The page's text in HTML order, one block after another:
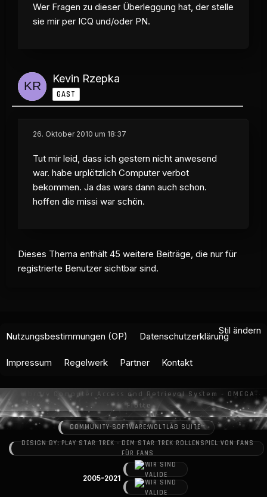
Wer Fragen zu dieser Überleggung hat, der stelle
sie mir per ICQ und/oder PN.
Kevin Rzepka
GAST
26. Oktober 2010 um 18:37
Tut mir leid, dass ich gestern nicht anwesend
war. habe urplötzlich Computer verbot
bekommen. Ja das wars dann auch schon.
hoffen die missi war schön.
Dieses Thema enthält 45 weitere Beiträge, die nur für
registrierte Benutzer sichtbar sind.
Stil ändern
Nutzungsbestimmungen (OP) Datenschutzerklärung
Impressum Regelwerk Partner Kontakt
COMMUNITY-SOFTWARE:WOLTLAB SUITE™
DESIGN BY: PLAY STAR TREK - DEM STAR TREK ROLLENSPIEL VON FANS
FÜR FANS
2005-2021